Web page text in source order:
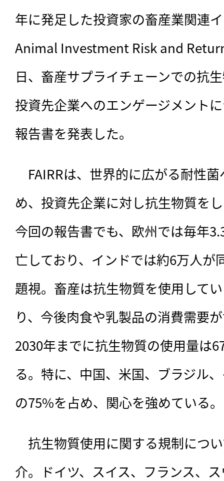
年に発足した投資家の畜産業関連
Animal Investment Risk and
日、畜産サプライチェーンでの抗
投資先企業へのエンゲージメント
報告書を発表した。
FAIRRは、世界的に広がる耐性
め、投資先企業に対し抗生物質を
今回の報告書でも、 欧州では毎年
亡しており、インドでは約6万人が
題視。畜産は抗生物質を使用して
り、今後肉食や乳製品の消費需要
2030年までに抗生物質の使用量は
る。特に、中国、米国、ブラジル
の75%を占め、関心を強めている。
抗生物質使用に関する規制につ
介。ドイツ、スイス、フランス、